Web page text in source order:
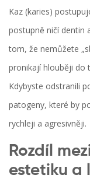
Kaz (karies)
postupně ničí dentin
tom, že nemůžete
pronikají hlouběji do
Kdybyste odstranili
patogeny, které by
rychleji a agresivněji.
Rozdíl
estetiku a